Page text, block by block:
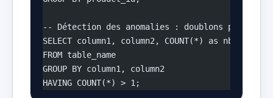
-- Détection des anomalies : doublons
SELECT column1, column2, COUNT(*) as nb
FROM table_name
GROUP BY column1, column2
HAVING COUNT(*) > 1;